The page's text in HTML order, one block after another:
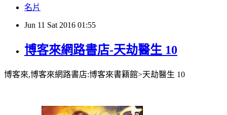
名片
Jun 11 Sat 2016 01:55
博客來網路書店-天劫醫生 10
博客來,博客來網路書店:博客來書籍館>天劫醫生 10